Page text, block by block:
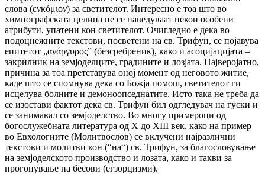
слова (ενκόμιον) за светителот. Интересно е тоа што во
химнографската целина не се наведуваат некои особени
атрибути, упатени кон светителот. Очигледно е дека во
подоцнежните текстови, посветени на св. Трифун, се појавува
епитетот „ανάργυρος” (безсребреник), како и асоцијацијата –
закрилник на земјоделците, градините и лозјата. Најверојатно,
причина за тоа претставува оној момент од неговото житие,
каде што се спомнува дека со Божја помош, светителот ги
исцелува болните и демоноопседнатите. Исто така не треба да
се изостави фактот дека св. Трифун бил одгледувач на гуски и
се занимавал со земјоделство. Во многу примероци од
богослужебната литература од Х до ХІІІ век, како на пример
во Евхологиите (Молитвослов) се вклучени најразлични
текстови и молитви кон (“на“) св. Трифун, за благословување
на земјоделското производство и лозата, како и такви за
прогонување на бесови (егзорцизми).